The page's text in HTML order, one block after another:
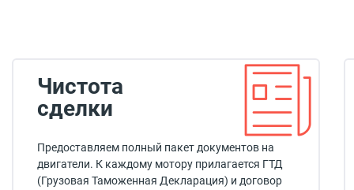
Чистота
сделки
Предоставляем полный пакет документов на
двигатели. К каждому мотору прилагается ГТД
(Грузовая Таможенная Декларация) и договор